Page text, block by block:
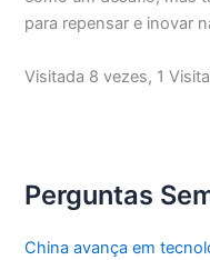
para repensar e inovar
Visitada 8 vezes, 1
Perguntas
China avança em